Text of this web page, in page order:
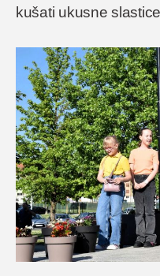
kušati ukusne